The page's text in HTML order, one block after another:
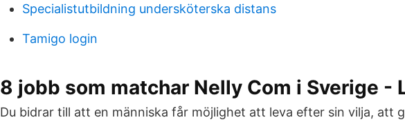
Specialistutbildning undersköterska distans
Tamigo login
8 jobb som matchar Nelly Com i Sverige -
Du bidrar till att en människa får möjlighet att leva efter sin vilja, att